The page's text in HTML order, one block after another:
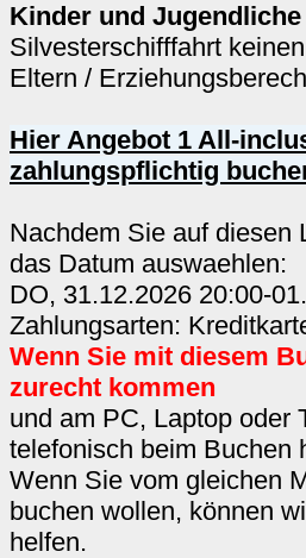
Kinder und
Silvesterschifffahrt
Eltern /
Hier Angebot 1 All-
zahlungspflichtig
Nachdem Sie auf diesen
das Datum auswaehlen:
DO, 31.12.2026 20:00-
Zahlungsarten:
Wenn Sie mit diesem
zurecht kommen
und am PC, Laptop oder
telefonisch beim Buchen
Wenn Sie vom gleichen
buchen wollen, können
helfen.